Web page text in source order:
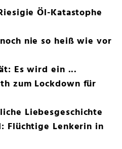
Öl-Katastophe
nie so heiß wie vor
Es wird ein ...
zum Lockdown für
Liebesgeschichte
Flüchtige Lenkerin in